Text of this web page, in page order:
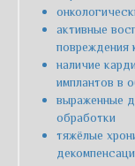
активные
повреждения
наличие
имплантов в
выраженные
обработки
тяжёлые